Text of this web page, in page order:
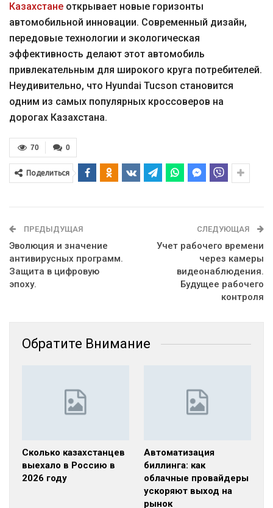
Казахстане открывает новые горизонты
автомобильной инновации. Современный дизайн,
передовые технологии и экологическая
эффективность делают этот автомобиль
привлекательным для широкого круга потребителей.
Неудивительно, что Hyundai Tucson становится
одним из самых популярных кроссоверов на
дорогах Казахстана.
0
70
Поделиться
ПРЕДЫДУЩАЯ
Эволюция и значение
антивирусных программ.
Защита в цифровую
эпоху.
СЛЕДУЮЩАЯ
Учет рабочего времени
через камеры
видеонаблюдения.
Будущее рабочего
контроля
Обратите Внимание
Сколько казахстанцев
выехало в Россию в
2026 году
Автоматизация
биллинга: как
облачные провайдеры
ускоряют выход на
рынок